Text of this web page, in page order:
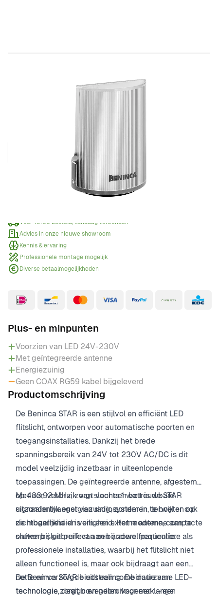
Offerte aanvragen
Wanneer een offerte aanvragen?
Voor 15:00 besteld, vandaag verzonden
Advies in onze nieuwe showroom
Kennis & ervaring
Professionele montage mogelijk
Diverse betaalmogelijkheden
Plus- en minpunten
Voorzien van LED 24V-230V
Met geïntegreerde antenne
Energiezuinig
Geen COAX RG59 kabel bijgeleverd
Productomschrijving
De Beninca STAR is een stijlvol en efficiënt LED
flitslicht, ontworpen voor automatische poorten en
toegangsinstallaties. Dankzij het brede
spanningsbereik van 24V tot 230V AC/DC is dit
model veelzijdig inzetbaar in uiteenlopende
toepassingen. De geïntegreerde antenne, afgestemd
op 433,92 MHz, zorgt voor een betrouwbare
signaalontvangst van radiosystemen, terwijl er ook
de mogelijkheid is om een externe antenne aan te
sluiten bij gebruik van een andere frequentie.
Met een verbruik van slechts 1 watt is de STAR
uitzonderlijk energiezuinig, zonder in te boeten op
zichtbaarheid en veiligheid. Het moderne, compacte
ontwerp sluit perfect aan bij zowel particuliere als
professionele installaties, waarbij het flitslicht niet
alleen functioneel is, maar ook bijdraagt aan een
nette en verzorgde uitstraling. De duurzame LED-
technologie zorgt bovendien voor een lange
De Beninca STAR biedt een combinatie van
technologie, design en gebruiksgemak – een